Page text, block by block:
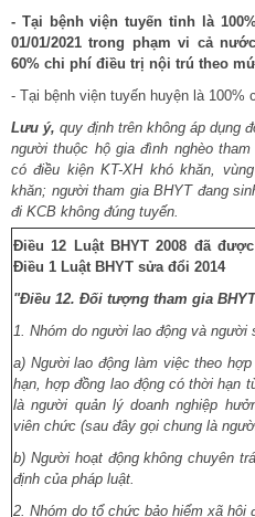
- Tại bệnh viện tuyến tỉnh là
01/01/2021 trong phạm vi cả
60% chi phí điều trị nội trú theo
- Tại bệnh viện tuyến huyện là 100%
Lưu ý, quy định trên không áp dụng
người thuộc hộ gia đình nghèo
có điều kiện KT-XH khó khăn,
khăn; người tham gia BHYT đang
đi KCB không đúng tuyến.
Điều 12 Luật BHYT 2008 đã
Điều 1 Luật BHYT sửa đổi 2014
"Điều 12. Đối tượng tham gia BHYT
1. Nhóm do người lao động và người
a) Người lao động làm việc theo
hạn, hợp đồng lao động có thời hạn
là người quản lý doanh nghiệp
viên chức (sau đây gọi chung là
b) Người hoạt động không chuyên
định của pháp luật.
2. Nhóm do tổ chức bảo hiểm xã hội